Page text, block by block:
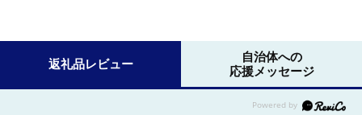
返礼品レビュー
自治体への
応援メッセージ